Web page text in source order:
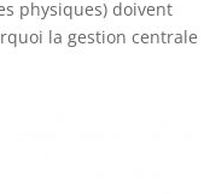
physiques) doivent
la gestion centrale